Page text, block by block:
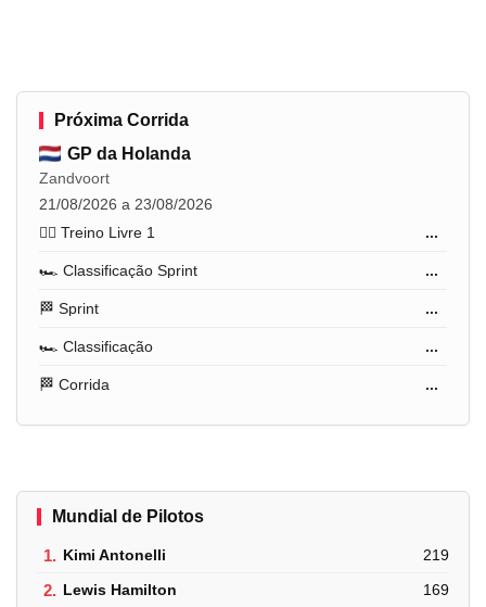
Próxima Corrida
GP da Holanda
Zandvoort
21/08/2026 a 23/08/2026
🏋️‍♂️ Treino Livre 1
...
🏎️ Classificação Sprint ...
🏁 Sprint ...
🏎️ Classificação ...
🏁 Corrida ...
Mundial de Pilotos
1. Kimi Antonelli 219
2. Lewis Hamilton 169